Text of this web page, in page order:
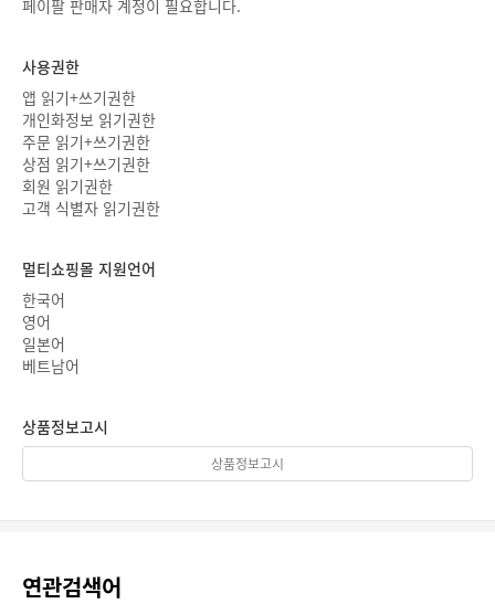
페이팔 판매자 계정이 필요합니다.
사용권한
앱 읽기+쓰기권한
개인화정보 읽기권한
주문 읽기+쓰기권한
상점 읽기+쓰기권한
회원 읽기권한
고객 식별자 읽기권한
멀티쇼핑몰 지원언어
한국어
영어
일본어
베트남어
상품정보고시
상품정보고시
연관검색어